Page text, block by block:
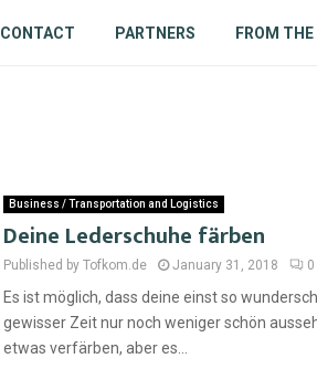
CONTACT PARTNERS FROM
Business / Transportation and Logistics
Deine Lederschuhe färben
Published by Tofkom.de January 31, 2018 0
Es ist möglich, dass deine einst so
gewisser Zeit nur noch weniger schön
etwas verfärben, aber es...